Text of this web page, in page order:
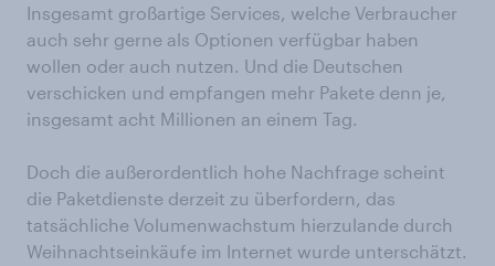
Insgesamt großartige Services, welche Verbraucher
auch sehr gerne als Optionen verfügbar haben
wollen oder auch nutzen. Und die Deutschen
verschicken und empfangen mehr Pakete denn je,
insgesamt acht Millionen an einem Tag.
Doch die außerordentlich hohe Nachfrage scheint
die Paketdienste derzeit zu überfordern, das
tatsächliche Volumenwachstum hierzulande durch
Weihnachtseinkäufe im Internet wurde unterschätzt.